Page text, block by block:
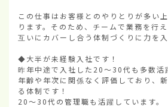
この仕事はお客様とのやりとりが多い
ります。そのため、チームで業務を行
互いにカバーし合う体制づくりに力を入
◆大半が未経験入社です！
昨年中途で入社した20～30代も多数活
年齢や年次に関係なく評価しており、
る体制です！
20～30代の管理職も活躍しています。